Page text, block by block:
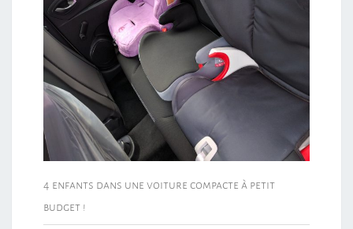
4 enfants dans une voiture compacte à petit
budget !